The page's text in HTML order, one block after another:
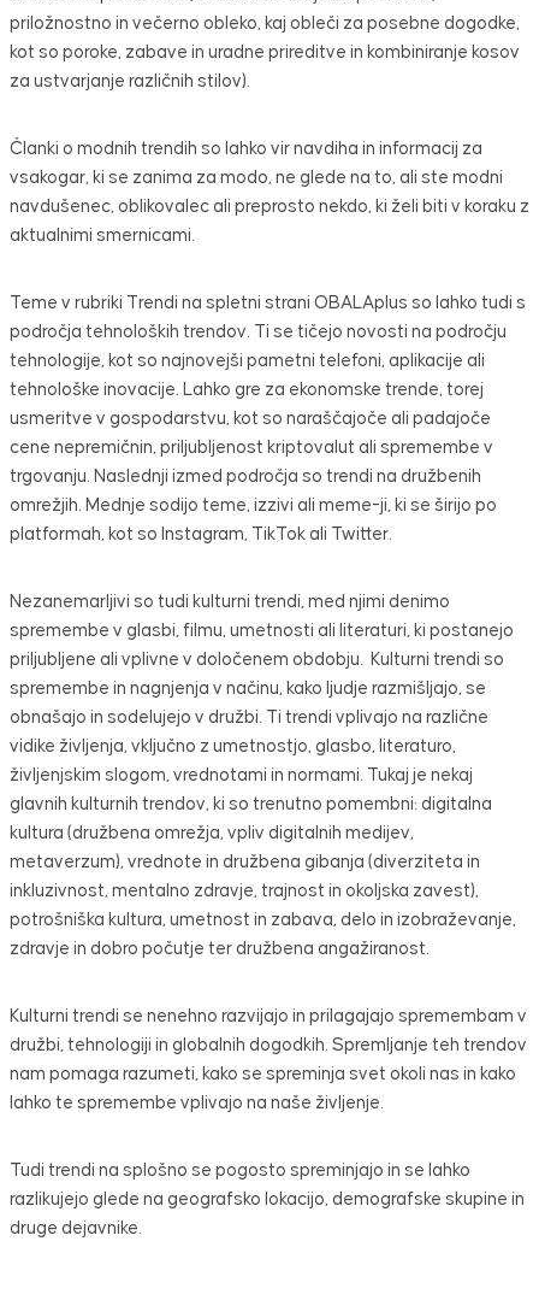
priložnostno in večerno obleko, kaj obleči za posebne dogodke,
kot so poroke, zabave in uradne prireditve in kombiniranje kosov
za ustvarjanje različnih stilov).
Članki o modnih trendih so lahko vir navdiha in informacij za
vsakogar, ki se zanima za modo, ne glede na to, ali ste modni
navdušenec, oblikovalec ali preprosto nekdo, ki želi biti v koraku z
aktualnimi smernicami.
Teme v rubriki Trendi na spletni strani OBALAplus so lahko tudi s
področja tehnoloških trendov. Ti se tičejo novosti na področju
tehnologije, kot so najnovejši pametni telefoni, aplikacije ali
tehnološke inovacije. Lahko gre za ekonomske trende, torej
usmeritve v gospodarstvu, kot so naraščajoče ali padajoče
cene nepremičnin, priljubljenost kriptovalut ali spremembe v
trgovanju. Naslednji izmed področja so trendi na družbenih
omrežjih. Mednje sodijo teme, izzivi ali meme-ji, ki se širijo po
platformah, kot so Instagram, TikTok ali Twitter.
Nezanemarljivi so tudi kulturni trendi, med njimi denimo
spremembe v glasbi, filmu, umetnosti ali literaturi, ki postanejo
priljubljene ali vplivne v določenem obdobju. Kulturni trendi so
spremembe in nagnjenja v načinu, kako ljudje razmišljajo, se
obnašajo in sodelujejo v družbi. Ti trendi vplivajo na različne
vidike življenja, vključno z umetnostjo, glasbo, literaturo,
življenjskim slogom, vrednotami in normami. Tukaj je nekaj
glavnih kulturnih trendov, ki so trenutno pomembni: digitalna
kultura (družbena omrežja, vpliv digitalnih medijev,
metaverzum), vrednote in družbena gibanja (diverziteta in
inkluzivnost, mentalno zdravje, trajnost in okoljska zavest),
potrošniška kultura, umetnost in zabava, delo in izobraževanje,
zdravje in dobro počutje ter družbena angažiranost.
Kulturni trendi se nenehno razvijajo in prilagajajo spremembam v
družbi, tehnologiji in globalnih dogodkih. Spremljanje teh trendov
nam pomaga razumeti, kako se spreminja svet okoli nas in kako
lahko te spremembe vplivajo na naše življenje.
Tudi trendi na splošno se pogosto spreminjajo in se lahko
razlikujejo glede na geografsko lokacijo, demografske skupine in
druge dejavnike.